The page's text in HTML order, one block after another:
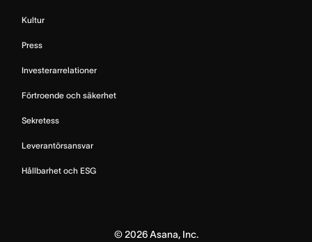
Kultur
Press
Investerarrelationer
Förtroende och säkerhet
Sekretess
Leverantörsansvar
Hållbarhet och ESG
© 2026Asana, Inc.